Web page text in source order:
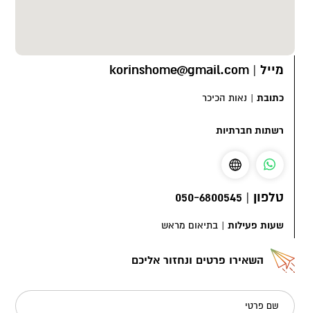
מייל |
korinshome@gmail.com
כתובת | נאות הכיכר
רשתות חברתיות
טלפון |
050-6800545
שעות פעילות | בתיאום מראש
השאירו פרטים ונחזור אליכם
שם פרטי